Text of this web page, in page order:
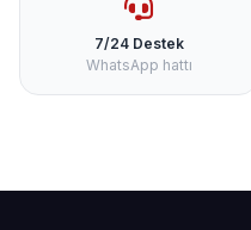
7/24 Destek
WhatsApp hattı